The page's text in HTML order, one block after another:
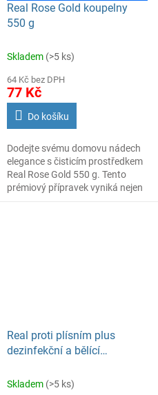
Real Rose Gold koupelny
550 g
Skladem (>5 ks)
64 Kč bez DPH
77 Kč
Do košíku
Dodejte svému domovu nádech
elegance s čisticím prostředkem
Real Rose Gold 550 g. Tento
prémiový přípravek vyniká nejen
Real proti plísním plus
dezinfekční a bělící
Skladem (>5 ks)